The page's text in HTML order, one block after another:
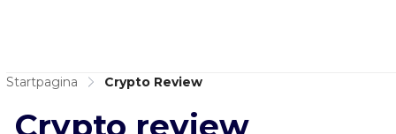
Startpagina Crypto Review
Crypto review